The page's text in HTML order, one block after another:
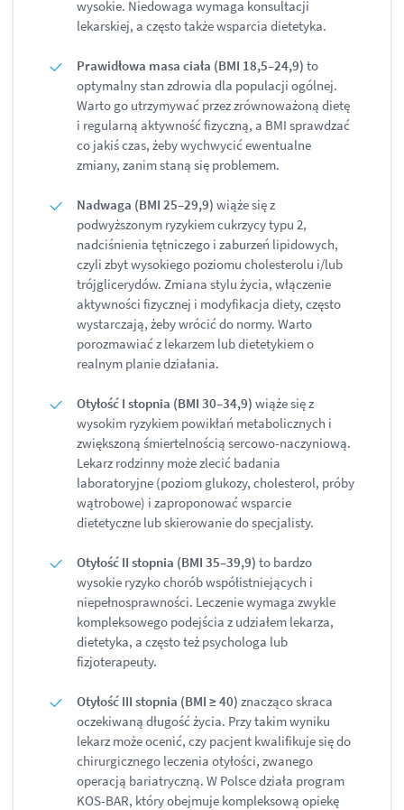
wysokie. Niedowaga wymaga konsultacji
lekarskiej, a często także wsparcia dietetyka.
Prawidłowa masa ciała (BMI 18,5–24,9) to
optymalny stan zdrowia dla populacji ogólnej.
Warto go utrzymywać przez zrównoważoną dietę
i regularną aktywność fizyczną, a BMI sprawdzać
co jakiś czas, żeby wychwycić ewentualne
zmiany, zanim staną się problemem.
Nadwaga (BMI 25–29,9) wiąże się z
podwyższonym ryzykiem cukrzycy typu 2,
nadciśnienia tętniczego i zaburzeń lipidowych,
czyli zbyt wysokiego poziomu cholesterolu i/lub
trójglicerydów. Zmiana stylu życia, włączenie
aktywności fizycznej i modyfikacja diety, często
wystarczają, żeby wrócić do normy. Warto
porozmawiać z lekarzem lub dietetykiem o
realnym planie działania.
Otyłość I stopnia (BMI 30–34,9) wiąże się z
wysokim ryzykiem powikłań metabolicznych i
zwiększoną śmiertelnością sercowo-naczyniową.
Lekarz rodzinny może zlecić badania
laboratoryjne (poziom glukozy, cholesterol, próby
wątrobowe) i zaproponować wsparcie
dietetyczne lub skierowanie do specjalisty.
Otyłość II stopnia (BMI 35–39,9) to bardzo
wysokie ryzyko chorób współistniejących i
niepełnosprawności. Leczenie wymaga zwykle
kompleksowego podejścia z udziałem lekarza,
dietetyka, a często też psychologa lub
fizjoterapeuty.
Otyłość III stopnia (BMI ≥ 40) znacząco skraca
oczekiwaną długość życia. Przy takim wyniku
lekarz może ocenić, czy pacjent kwalifikuje się do
chirurgicznego leczenia otyłości, zwanego
operacją bariatryczną. W Polsce działa program
KOS-BAR, który obejmuje kompleksową opiekę